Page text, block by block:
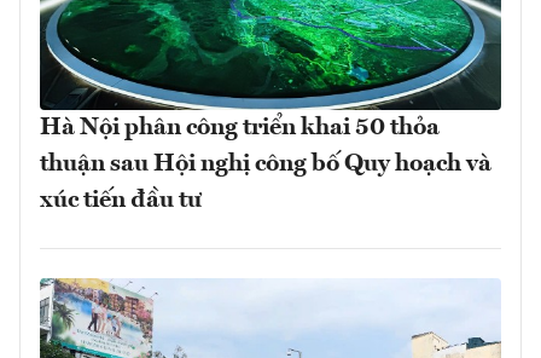
Hà Nội phân công triển khai 50 thỏa
thuận sau Hội nghị công bố Quy hoạch và
xúc tiến đầu tư